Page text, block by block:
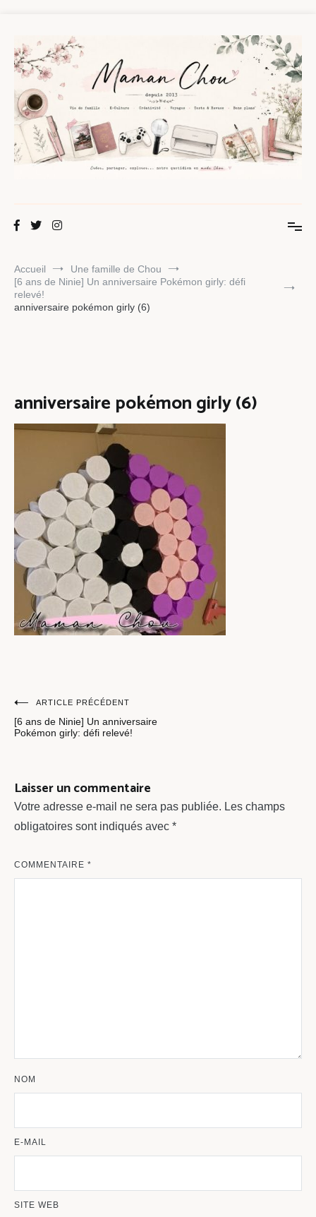
contenu
Maman Chou
Accueil
Une famille de Chou
[6 ans de Ninie] Un anniversaire Pokémon girly: défi
relevé!
anniversaire pokémon girly (6)
anniversaire pokémon girly (6)
Navigation
de
ARTICLE PRÉCÉDENT
[6 ans de Ninie] Un anniversaire
Pokémon girly: défi relevé!
Laisser un commentaire
Votre adresse e-mail ne sera pas publiée. Les champs
obligatoires sont indiqués avec *
COMMENTAIRE *
NOM
E-MAIL
SITE WEB